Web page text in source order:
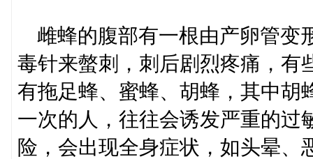
雌蜂的腹部有一根由产卵管变
毒针来螫刺，刺后剧烈疼痛，有
有拖足蜂、蜜蜂、胡蜂，其中胡
一次的人，往往会诱发严重的过
险，会出现全身症状，如头晕、